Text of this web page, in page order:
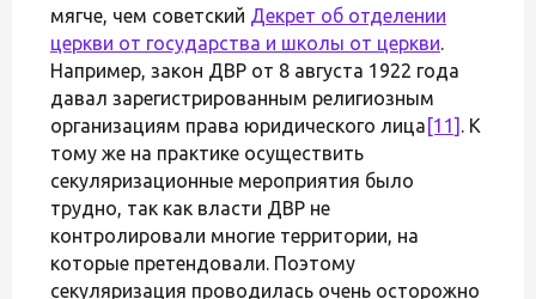
мягче, чем советский Декрет об отделении
церкви от государства и школы от церкви.
Например, закон ДВР от 8 августа 1922 года
давал зарегистрированным религиозным
организациям права юридического лица [11] . К
тому же на практике осуществить
секуляризационные мероприятия было
трудно, так как власти ДВР не
контролировали многие территории, на
которые претендовали. Поэтому
секуляризация проводилась очень осторожно